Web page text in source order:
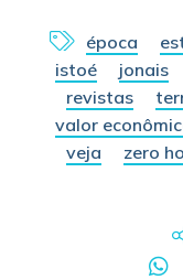
época
istoé
jonais
revistas
valor
veja
zero